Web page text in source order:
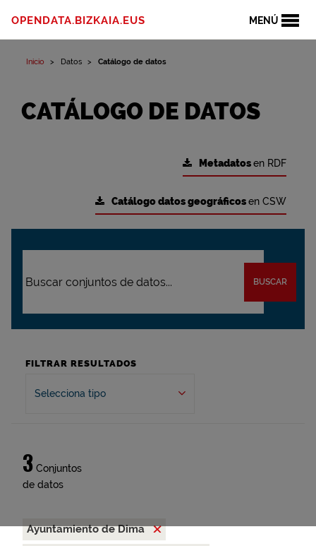
MENÚ
OPENDATA.BIZKAIA.EUS
Inicio Datos Catálogo de datos
CATÁLOGO DE DATOS
Metadatosen RDF
Catálogo datos geográficosen CSW
BUSCAR
FILTRAR RESULTADOS
Selecciona tipo
3 Conjuntos
de datos
Ayuntamiento de Dima